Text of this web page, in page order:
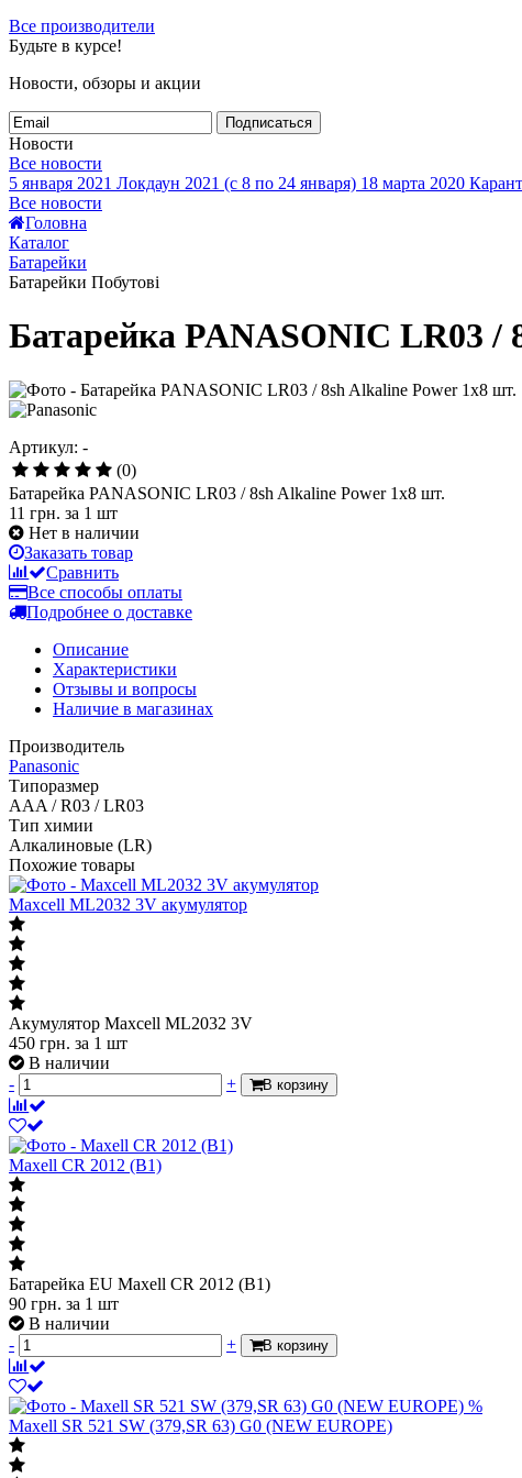
Все производители
Будьте в курсе!
Новости, обзоры и акции
Подписаться
Новости
Все новости
5 января 2021 Локдаун 2021 (с 8 по 24 января) 18 марта 2020
Все новости
Головна
Каталог
Батарейки
Батарейки Побутові
Батарейка PANASONIC LR03 /
Артикул: -
(0)
Батарейка PANASONIC LR03 / 8sh Alkaline Power 1x8 шт.
11 грн. за 1 шт
Нет в наличии
Заказать товар
Сравнить
Все способы оплаты
Подробнее о доставке
Описание
Характеристики
Отзывы и вопросы
Наличие в магазинах
Производитель
Panasonic
Типоразмер
AAA / R03 / LR03
Тип химии
Алкалиновые (LR)
Похожие товары
Maxcell ML2032 3V акумулятор
Акумулятор Maxcell ML2032 3V
450 грн. за 1 шт
В наличии
-
+ В корзину
Maxell CR 2012 (B1)
Батарейка EU Maxell CR 2012 (B1)
90 грн. за 1 шт
В наличии
-
+ В корзину
%
Maxell SR 521 SW (379,SR 63) G0 (NEW EUROPE)